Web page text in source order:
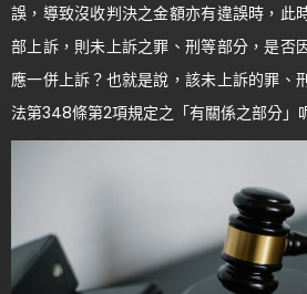
誤，導致沒收判決之金額亦有違誤時，此
部上訴，則未上訴之罪、刑等部分，是否
應一併上訴？也就是說，該未上訴的罪、
法第348條第2項規定之「有關係之部分」